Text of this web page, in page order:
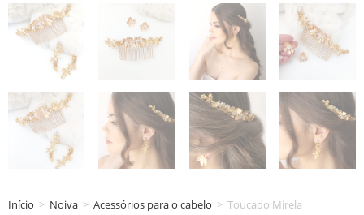
Início > Noiva > Acessórios para o cabelo > Toucado Mirela